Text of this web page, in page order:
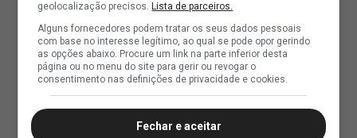
geolocalização precisos. Lista de parceiros.
Alguns fornecedores podem tratar os seus dados pessoais
com base no interesse legítimo, ao qual se pode opor gerindo
as opções abaixo. Procure um link na parte inferior desta
página ou no menu do site para gerir ou revogar o
consentimento nas definições de privacidade e cookies.
Fechar e aceitar